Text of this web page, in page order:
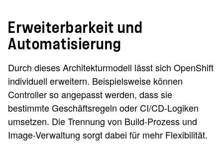
Erweiterbarkeit und
Automatisierung
Durch dieses Architekturmodell lässt sich OpenShift
individuell erweitern. Beispielsweise können
Controller so angepasst werden, dass sie
bestimmte Geschäftsregeln oder CI/CD-Logiken
umsetzen. Die Trennung von Build-Prozess und
Image-Verwaltung sorgt dabei für mehr Flexibilität.